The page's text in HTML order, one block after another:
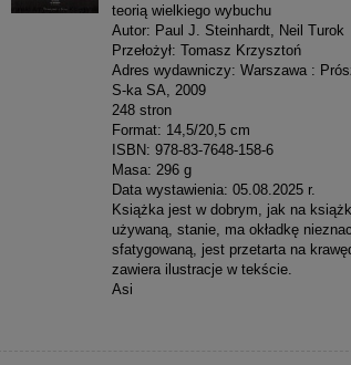
teorią wielkiego wybuchu
Autor: Paul J. Steinhardt, Neil Turok
Przełożył: Tomasz Krzysztoń
Adres wydawniczy: Warszawa :
S-ka SA, 2009
248 stron
Format: 14,5/20,5 cm
ISBN: 978-83-7648-158-6
Masa: 296 g
Data wystawienia: 05.08.2025 r.
Książka jest w dobrym, jak na
używaną, stanie, ma okładkę
sfatygowaną, jest przetarta na
zawiera ilustracje w tekście.
Asi